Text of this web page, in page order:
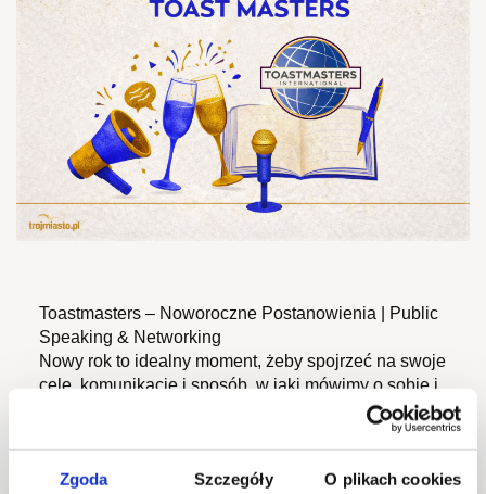
Zgoda Szczegóły O plikach cookies
Toastmasters – Noworoczne Postanowienia | Public
Speaking & Networking
Nowy rok to idealny moment, żeby spojrzeć na swoje
cele, komunikację i sposób, w jaki mówimy o sobie i
do innych. Zapraszamy na wyjątkowy wieczór
noworocznym – w formie inspirujących,
edukacyjnych i humorystycznych wystąpień,